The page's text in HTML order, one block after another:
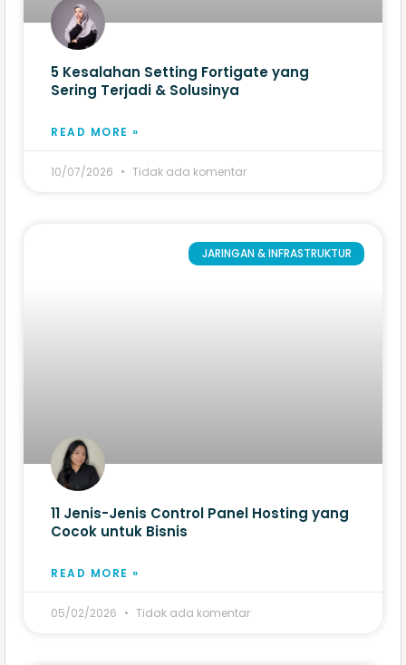
5 Kesalahan Setting Fortigate yang
Sering Terjadi & Solusinya
READ MORE »
10/07/2026 Tidak ada komentar
JARINGAN & INFRASTRUKTUR
11 Jenis-Jenis Control Panel Hosting yang
Cocok untuk Bisnis
READ MORE »
05/02/2026 Tidak ada komentar